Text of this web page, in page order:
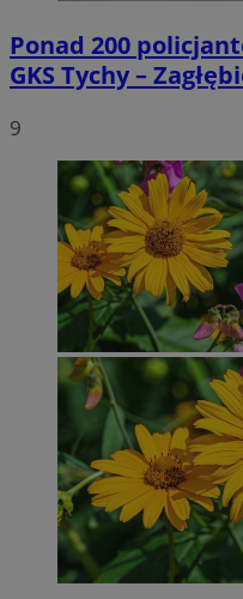
Ponad 200
GKS Tychy –
9